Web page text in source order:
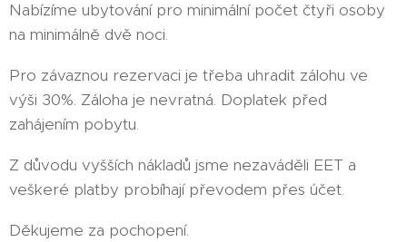
Nabízíme ubytování pro minimální počet čtyři osoby
na minimálně dvě noci.
Pro závaznou rezervaci je třeba uhradit zálohu ve
výši 30%. Záloha je nevratná. Doplatek před
zahájením pobytu.
Z důvodu vyšších nákladů jsme nezaváděli EET a
veškeré platby probíhají převodem přes účet.
Děkujeme za pochopení.